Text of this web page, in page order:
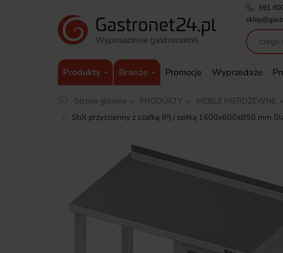
691
Produkty Branże Promocje Wyprzedaże
Strona główna PRODUKTY MEBLE NIERDZEWNE
Stół przyścienny z szafką (P),i półką 1600x600x850 mm